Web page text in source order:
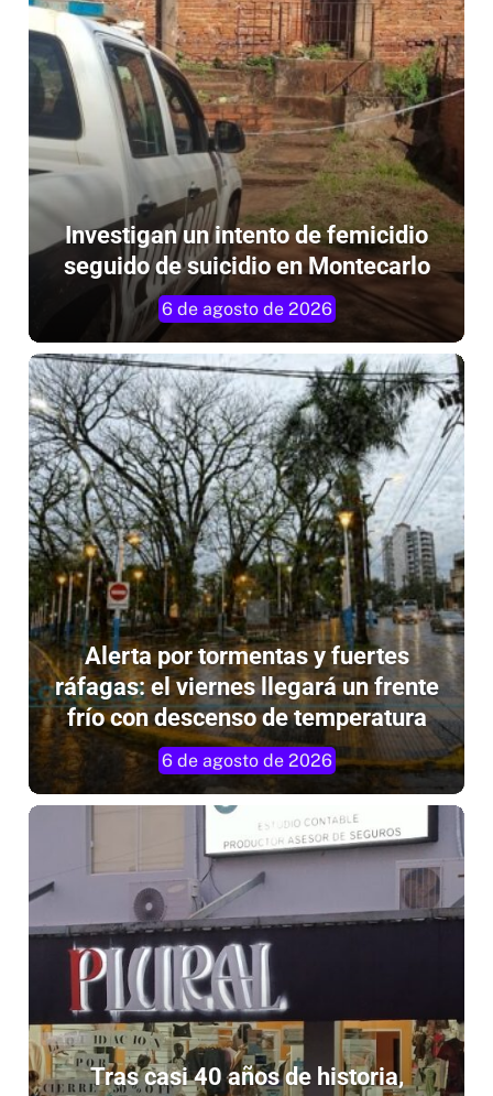
Investigan un intento de femicidio
seguido de suicidio en Montecarlo
6 de agosto de 2026
Alerta por tormentas y fuertes
ráfagas: el viernes llegará un frente
frío con descenso de temperatura
6 de agosto de 2026
Tras casi 40 años de historia,
anuncian el cierre definitivo de